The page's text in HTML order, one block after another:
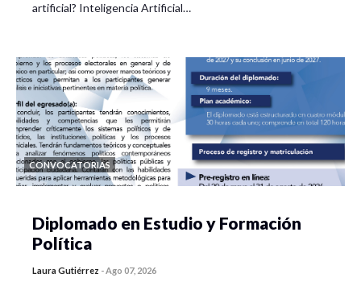
artificial? Inteligencia Artificial…
CONVOCATORIAS
Diplomado en Estudio y Formación
Política
Laura Gutiérrez -Ago 07, 2026